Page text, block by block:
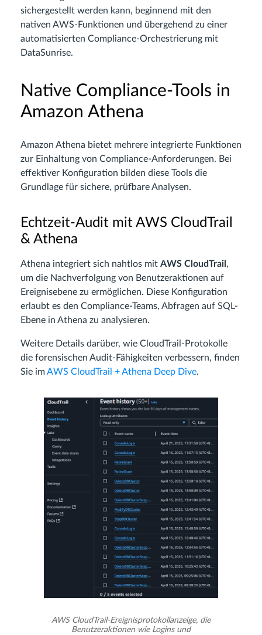
sichergestellt werden kann, beginnend mit den
nativen AWS-Funktionen und übergehend zu einer
automatisierten Compliance-Orchestrierung mit
DataSunrise.
Native Compliance-Tools in
Amazon Athena
Amazon Athena bietet mehrere integrierte Funktionen
zur Einhaltung von Compliance-Anforderungen. Bei
effektiver Konfiguration bilden diese Tools die
Grundlage für sichere, prüfbare Analysen.
Echtzeit-Audit mit AWS CloudTrail
& Athena
Athena integriert sich nahtlos mit AWS CloudTrail ,
um die Nachverfolgung von Benutzeraktionen auf
Ereignisebene zu ermöglichen. Diese Konfiguration
erlaubt es den Compliance-Teams, Abfragen auf SQL-
Ebene in Athena zu analysieren.
Weitere Details darüber, wie CloudTrail-Protokolle
die forensischen Audit-Fähigkeiten verbessern, finden
Sie imAWS CloudTrail + Athena Deep Dive.
AWS CloudTrail-Ereignisprotokollanzeige, die
Benutzeraktionen wie Logins und